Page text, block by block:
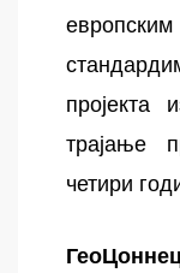
трајање
четири